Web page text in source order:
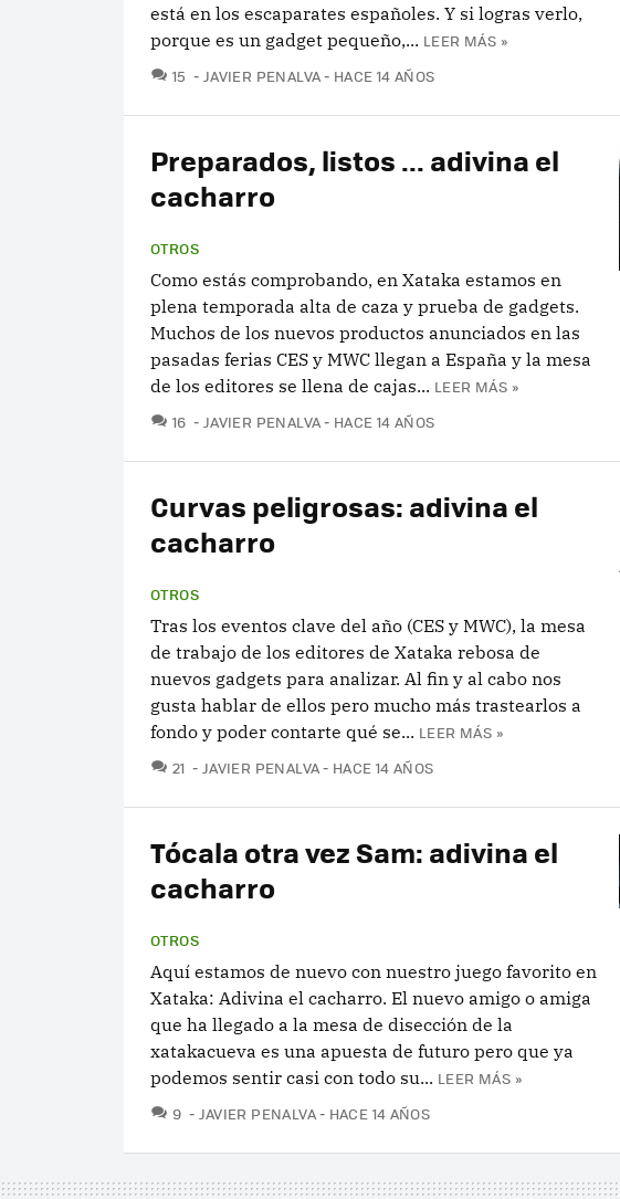
está en los escaparates españoles. Y si logras verlo,
porque es un gadget pequeño,... LEER MÁS »
15 COMENTARIOS
JAVIER PENALVA HACE 14 AÑOS
Preparados, listos ... adivina el
cacharro
OTROS
Como estás comprobando, en Xataka estamos en
plena temporada alta de caza y prueba de gadgets.
Muchos de los nuevos productos anunciados en las
pasadas ferias CES y MWC llegan a España y la mesa
de los editores se llena de cajas... LEER MÁS »
16 COMENTARIOS
JAVIER PENALVA HACE 14 AÑOS
Curvas peligrosas: adivina el
cacharro
OTROS
Tras los eventos clave del año (CES y MWC), la mesa
de trabajo de los editores de Xataka rebosa de
nuevos gadgets para analizar. Al fin y al cabo nos
gusta hablar de ellos pero mucho más trastearlos a
fondo y poder contarte qué se... LEER MÁS »
21 COMENTARIOS
JAVIER PENALVA HACE 14 AÑOS
Tócala otra vez Sam: adivina el
cacharro
OTROS
Aquí estamos de nuevo con nuestro juego favorito en
Xataka: Adivina el cacharro. El nuevo amigo o amiga
que ha llegado a la mesa de disección de la
xatakacueva es una apuesta de futuro pero que ya
podemos sentir casi con todo su... LEER MÁS »
9 COMENTARIOS
JAVIER PENALVA HACE 14 AÑOS